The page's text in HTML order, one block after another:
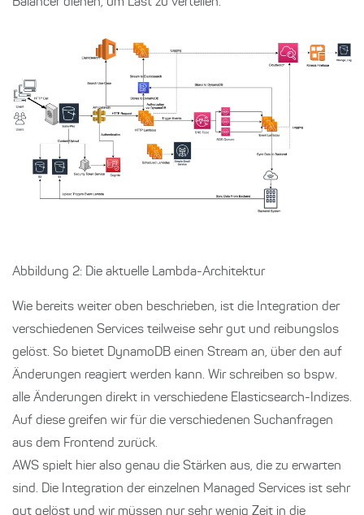
Balancer dienen, um Last zu verteilen.
Abbildung 2: Die aktuelle Lambda-Architektur
Wie bereits weiter oben beschrieben, ist die Integration der
verschiedenen Services teilweise sehr gut und reibungslos
gelöst. So bietet DynamoDB einen Stream an, über den auf
Änderungen reagiert werden kann. Wir schreiben so bspw.
alle Änderungen direkt in verschiedene Elasticsearch-Indizes.
Auf diese greifen wir für die verschiedenen Suchanfragen
aus dem Frontend zurück.
AWS spielt hier also genau die Stärken aus, die zu erwarten
sind. Die Integration der einzelnen Managed Services ist sehr
gut gelöst und wir müssen nur sehr wenig Zeit in die